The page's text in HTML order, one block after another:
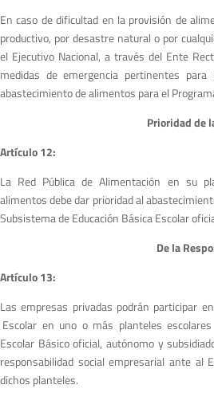
En caso de dificultad en la provisión de
productivo, por desastre natural o por
el Ejecutivo Nacional, a través del Ente
medidas de emergencia pertinentes
abastecimiento de alimentos para el
Prioridad de
Artículo 12:
La Red Pública de Alimentación en su
alimentos debe dar prioridad al
Subsistema de Educación Básica Escolar
De la
Artículo 13:
Las empresas privadas podrán participar
Escolar en uno o más planteles
Escolar Básico oficial, autónomo y
responsabilidad social empresarial ante al
dichos planteles.